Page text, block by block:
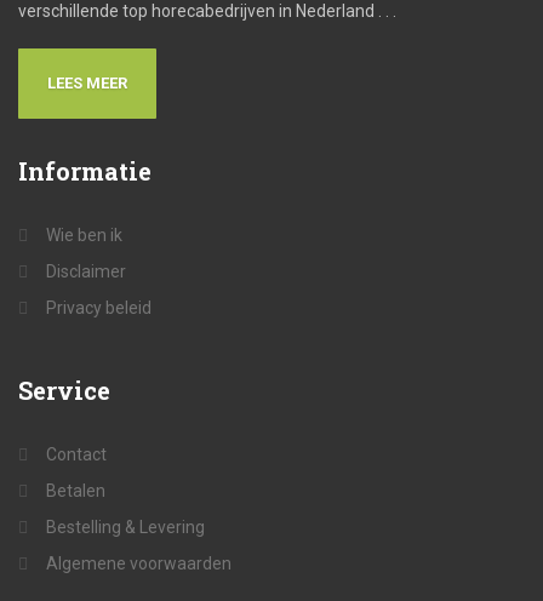
verschillende top horecabedrijven in Nederland . . .
LEES MEER
Informatie
Wie ben ik
Disclaimer
Privacy beleid
Service
Contact
Betalen
Bestelling & Levering
Algemene voorwaarden